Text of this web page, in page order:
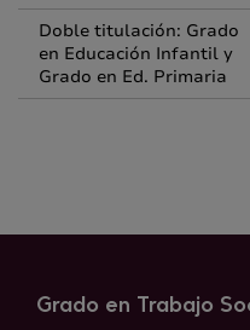
Doble titulación: Grado
en Educación Infantil y
Grado en Ed. Primaria
Grado en Trabajo